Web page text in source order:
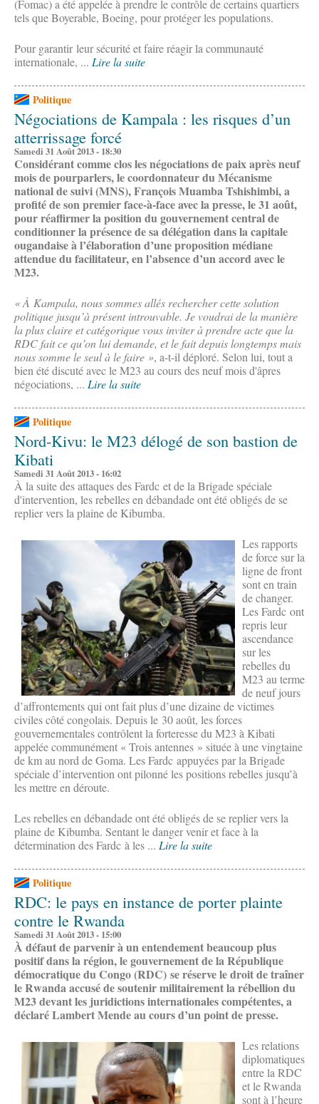
(Fomac) a été appelée à prendre le contrôle de certains quartiers
tels que Boyerable, Boeing, pour protéger les populations.
Pour garantir leur sécurité et faire réagir la communauté
internationale, ... Lire la suite
Politique
Négociations de Kampala : les risques d’un
atterrissage forcé
Samedi 31 Août 2013 - 18:30
Considérant comme clos les négociations de paix après neuf
mois de pourparlers, le coordonnateur du Mécanisme
national de suivi (MNS), François Muamba Tshishimbi, a
profité de son premier face-à-face avec la presse, le 31 août,
pour réaffirmer la position du gouvernement central de
conditionner la présence de sa délégation dans la capitale
ougandaise à l’élaboration d’une proposition médiane
attendue du facilitateur, en l’absence d’un accord avec le
M23.
« À Kampala, nous sommes allés rechercher cette solution
politique jusqu’à présent introuvable. Je voudrai de la manière
la plus claire et catégorique vous inviter à prendre acte que la
RDC fait ce qu’on lui demande, et le fait depuis longtemps mais
nous somme le seul à le faire », a-t-il déploré. Selon lui, tout a
bien été discuté avec le M23 au cours des neuf mois d'âpres
négociations, ... Lire la suite
Politique
Nord-Kivu: le M23 délogé de son bastion de
Kibati
Samedi 31 Août 2013 - 16:02
À la suite des attaques des Fardc et de la Brigade spéciale
d'intervention, les rebelles en débandade ont été obligés de se
replier vers la plaine de Kibumba.
Les rapports
de force sur la
ligne de front
sont en train
de changer.
Les Fardc ont
repris leur
ascendance
sur les
rebelles du
M23 au terme
de neuf jours
d’affrontements qui ont fait plus d’une dizaine de victimes
civiles côté congolais. Depuis le 30 août, les forces
gouvernementales contrôlent la forteresse du M23 à Kibati
appelée communément « Trois antennes » située à une vingtaine
de km au nord de Goma. Les Fardc appuyées par la Brigade
spéciale d’intervention ont pilonné les positions rebelles jusqu’à
les mettre en déroute.
Les rebelles en débandade ont été obligés de se replier vers la
plaine de Kibumba. Sentant le danger venir et face à la
détermination des Fardc à les ... Lire la suite
Politique
RDC: le pays en instance de porter plainte
contre le Rwanda
Samedi 31 Août 2013 - 15:00
À défaut de parvenir à un entendement beaucoup plus
positif dans la région, le gouvernement de la République
démocratique du Congo (RDC) se réserve le droit de traîner
le Rwanda accusé de soutenir militairement la rébellion du
M23 devant les juridictions internationales compétentes, a
déclaré Lambert Mende au cours d’un point de presse.
Les relations
diplomatiques
entre la RDC
et le Rwanda
sont à l’heure